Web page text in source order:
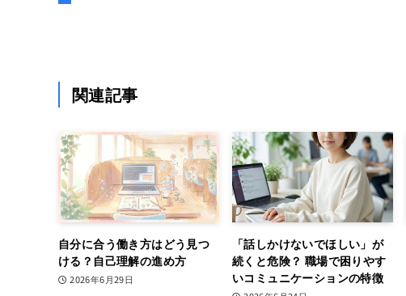
関連記事
自分に合う働き方はどう見つ
ける？自己理解の進め方
2026年6月29日
「話しかけないでほしい」が
続くと危険？ 職場で困りやす
いコミュニケーションの特徴